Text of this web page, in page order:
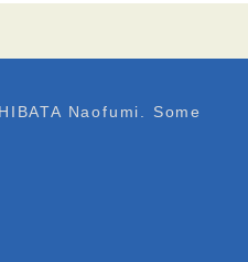
Naofumi. Some